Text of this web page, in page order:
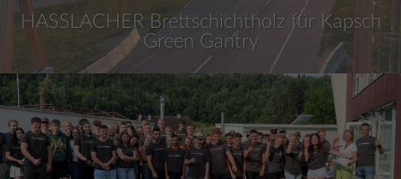
HASSLACHER Brettschichtholz für Kapsch
Green Gantry